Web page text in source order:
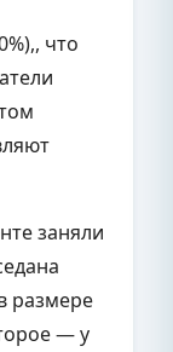
что
заняли
размере
— у